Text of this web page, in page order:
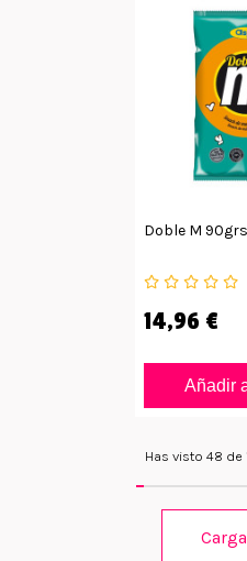
Doble M
14,96 €
Añadir
Has visto 48